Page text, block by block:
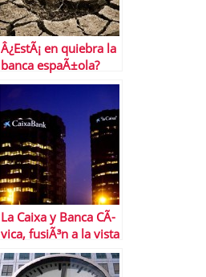
Â¿EstÃ¡ en quiebra la
banca espaÃ±ola?
La Caixa y Banca CÃ­
vica, fusiÃ³n a la vista